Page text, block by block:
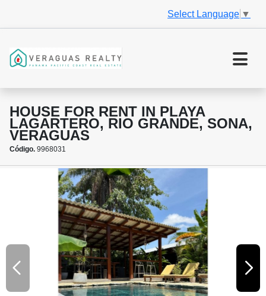
Select Language ▼
HOUSE FOR RENT IN PLAYA
LAGARTERO, RIO GRANDE, SONA,
VERAGUAS
Código. 9968031